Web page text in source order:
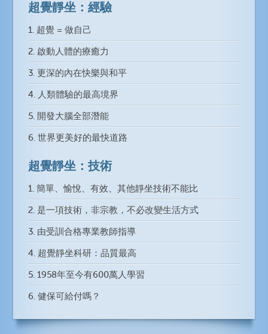
超覺靜坐：經驗
1. 超覺 = 做自己
2. 啟動人體的療癒力
3. 更深的內在快樂與和平
4. 人類體驗的最高境界
5. 開發大腦全部潛能
6. 世界更美好的最快道路
超覺靜坐：技術
1. 簡單、愉悅、有效、其他靜坐技術不能比
2. 是一項技術，非宗教，不必改變生活方式
3. 由受訓合格專業教師指導
4. 超覺靜坐科研：品質最高
5. 1958年至今有600萬人學習
6. 健保可給付嗎？